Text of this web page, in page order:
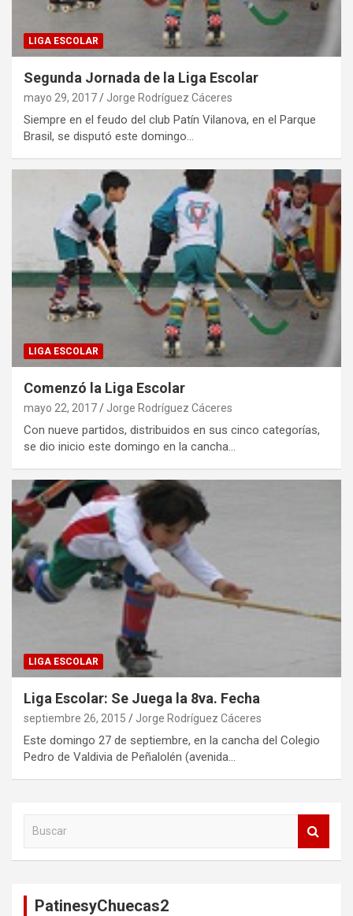
LIGA ESCOLAR
Segunda Jornada de la Liga Escolar
mayo 29, 2017 Jorge Rodríguez Cáceres
Siempre en el feudo del club Patín Vilanova, en el Parque
Brasil, se disputó este domingo…
LIGA ESCOLAR
Comenzó la Liga Escolar
mayo 22, 2017 Jorge Rodríguez Cáceres
Con nueve partidos, distribuidos en sus cinco categorías,
se dio inicio este domingo en la cancha…
LIGA ESCOLAR
Liga Escolar: Se Juega la 8va. Fecha
septiembre 26, 2015 Jorge Rodríguez Cáceres
Este domingo 27 de septiembre, en la cancha del Colegio
Pedro de Valdivia de Peñalolén (avenida…
PatinesyChuecas2